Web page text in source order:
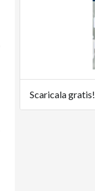
Scaricala gratis!